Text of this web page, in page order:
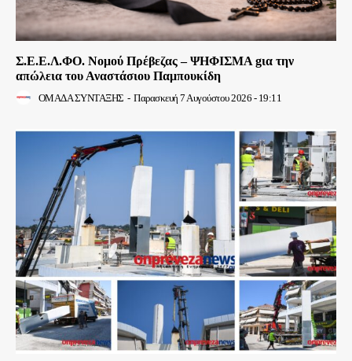
Σ.Ε.Ε.Λ.ΦΟ. Νομού Πρέβεζας – ΨΗΦΙΣΜΑ gια την
απώλεια του Αναστάσιου Παμπουκίδη
ΟΜΑΔΑ ΣΥΝΤΑΞΗΣ - Παρασκευή 7 Αυγούστου 2026 - 19:11